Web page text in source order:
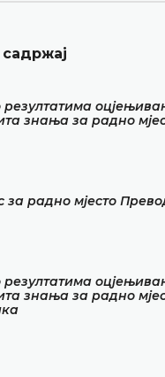
садржај
резултатима
знања за радно
за радно мјесто
резултатима
знања за радно